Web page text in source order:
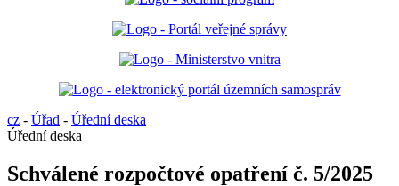
cz - Úřad - Úřední deska
Úřední deska
Schválené rozpočtové opatření č. 5/2025